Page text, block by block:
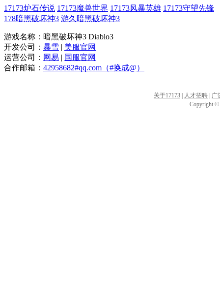
17173炉石传说 17173魔兽世界 17173风暴英雄 17173守望先锋
178暗黑破坏神3 游久暗黑破坏神3
游戏名称：暗黑破坏神3 Diablo3
开发公司： 暴雪 | 美服官网
运营公司： 网易 | 国服官网
合作邮箱： 42958682#qq.com（#换成@）
关于17173 人才招聘
广
Copyright ©